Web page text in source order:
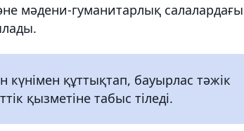
мәдени-гуманитарлық салалардағы
құттықтап, бауырлас тәжік
қызметіне табыс тіледі.